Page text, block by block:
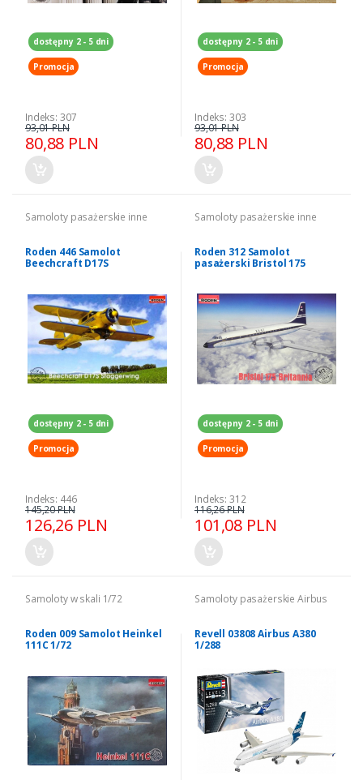
dostępny 2 - 5 dni
Promocja
Indeks: 307
80,88 PLN
93,01 PLN
dostępny 2 - 5 dni
Promocja
Indeks: 303
80,88 PLN
93,01 PLN
Samoloty pasażerskie inne
Roden 446 Samolot
Beechcraft D17S
dostępny 2 - 5 dni
Promocja
Indeks: 446
126,26 PLN
145,20 PLN
Samoloty pasażerskie inne
Roden 312 Samolot
pasażerski Bristol 175
dostępny 2 - 5 dni
Promocja
Indeks: 312
101,08 PLN
116,26 PLN
Samoloty w skali 1/72
Roden 009 Samolot Heinkel
111C 1/72
Samoloty pasażerskie Airbus
Revell 03808 Airbus A380
1/288